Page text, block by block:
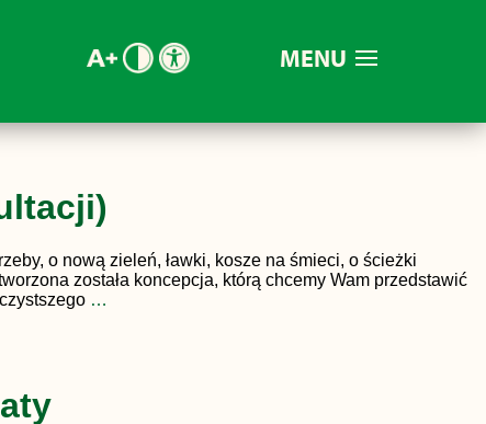
MENU
o nową zieleń, ławki, kosze na śmieci, o ścieżki
została koncepcja​, którą chcemy Wam przedstawić
…